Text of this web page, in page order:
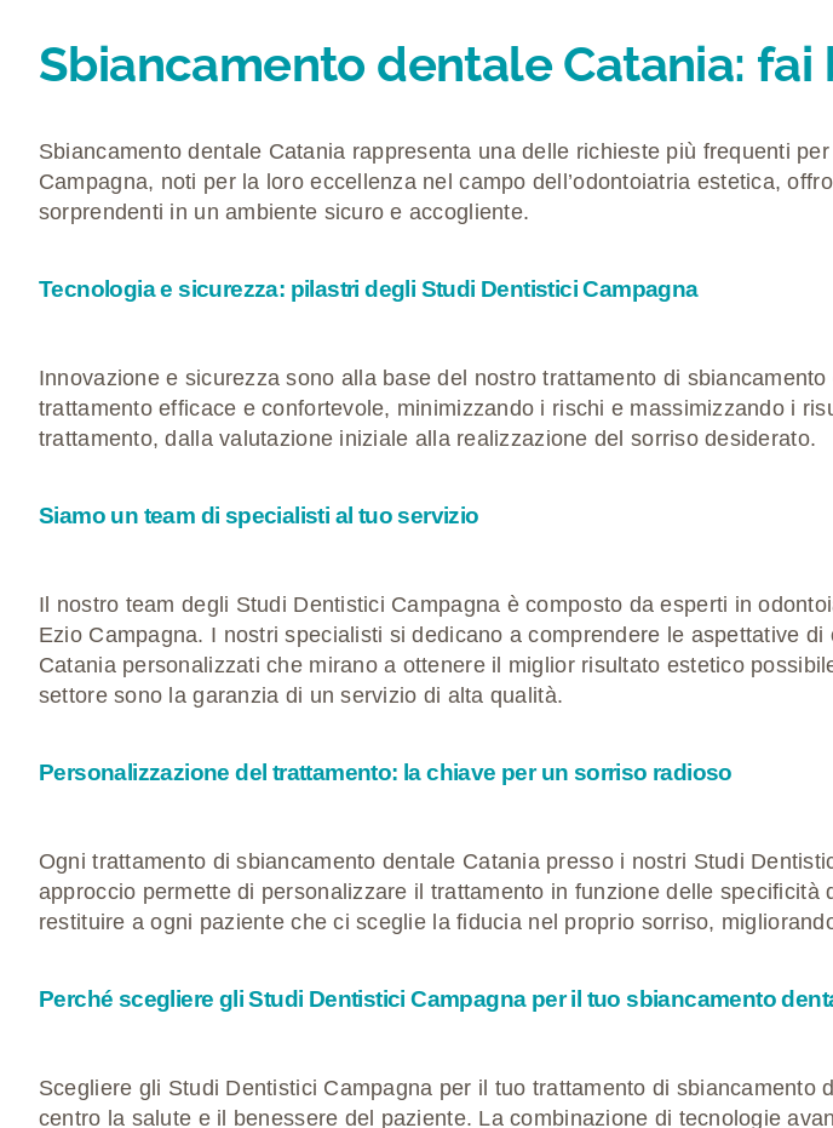
Sbiancamento dentale Catania:
Sbiancamento dentale Catania rappresenta una delle richieste più frequenti
Campagna, noti per la loro eccellenza nel campo dell’odontoiatria estetica,
sorprendenti in un ambiente sicuro e accogliente.
Tecnologia e sicurezza: pilastri degli Studi Dentistici Campagna
Innovazione e sicurezza sono alla base del nostro trattamento di
trattamento efficace e confortevole, minimizzando i rischi e massimizzando i
trattamento, dalla valutazione iniziale alla realizzazione del sorriso desiderato.
Siamo un team di specialisti al tuo servizio
Il nostro team degli Studi Dentistici Campagna è composto daesperti in
Ezio Campagna. I nostri specialisti si dedicano a comprendere le aspettative
Catania personalizzati che mirano a ottenere il miglior risultato estetico
settore sono la garanzia di un servizio di alta qualità.
Personalizzazione del trattamento: la chiave per un sorriso radioso
Ogni trattamento di sbiancamento dentale Catania presso i nostri Studi
approccio permette di personalizzare il trattamento in funzione delle specificità
restituire a ogni paziente che ci sceglie la fiducia nel proprio sorriso,
Perché scegliere gli Studi Dentistici Campagna per il tuo sbiancamento
Scegliere gli Studi Dentistici Campagna per il tuo trattamento di
centro la salute e il benessere del paziente. La combinazione di tecnologie